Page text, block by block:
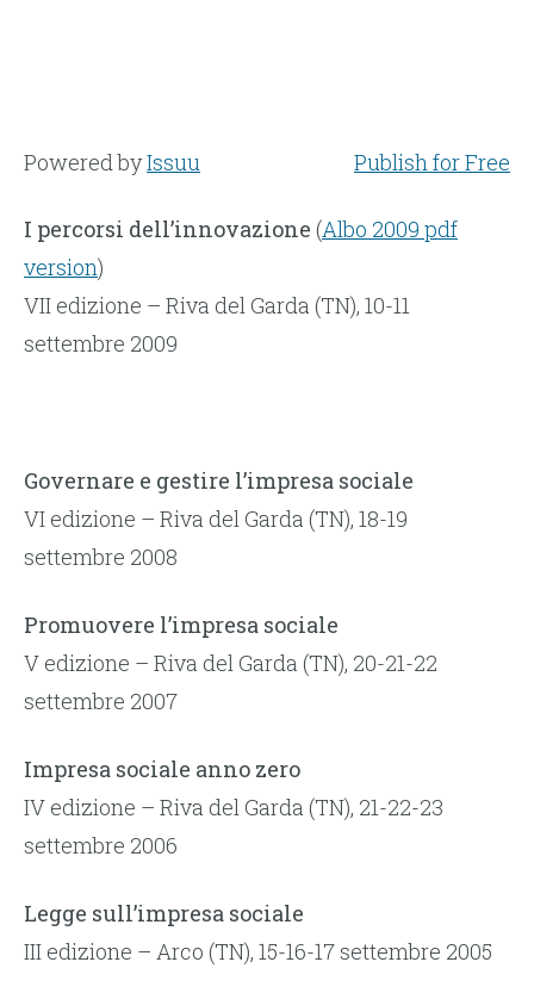
Powered byIssuu Publish for Free
I percorsi dell’innovazione (Albo 2009 pdf
version)
VII edizione – Riva del Garda (TN), 10-11
settembre 2009
Governare e gestire l’impresa sociale
VI edizione – Riva del Garda (TN), 18-19
settembre 2008
Promuovere l’impresa sociale
V edizione – Riva del Garda (TN), 20-21-22
settembre 2007
Impresa sociale anno zero
IV edizione – Riva del Garda (TN), 21-22-23
settembre 2006
Legge sull’impresa sociale
III edizione – Arco (TN), 15-16-17 settembre 2005